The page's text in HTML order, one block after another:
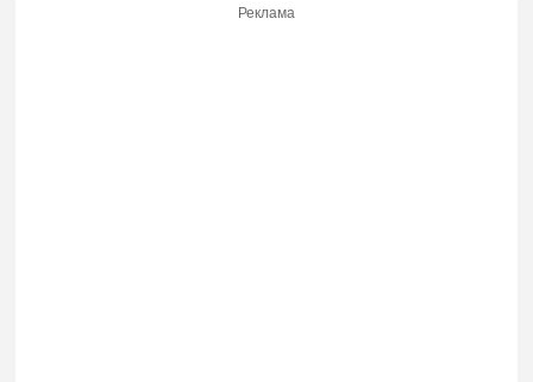
Реклама